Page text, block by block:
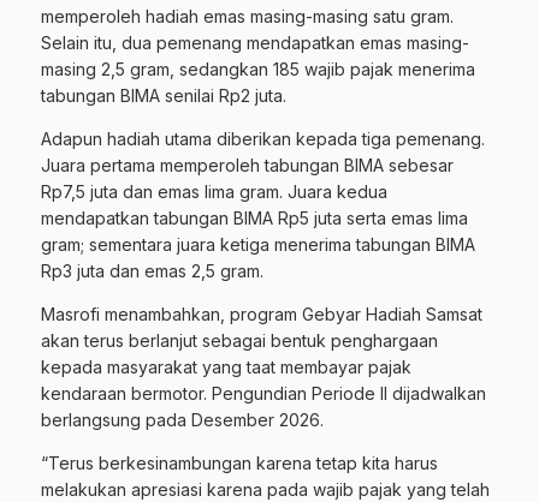
memperoleh hadiah emas masing-masing satu gram.
Selain itu, dua pemenang mendapatkan emas masing-
masing 2,5 gram, sedangkan 185 wajib pajak menerima
tabungan BIMA senilai Rp2 juta.
Adapun hadiah utama diberikan kepada tiga pemenang.
Juara pertama memperoleh tabungan BIMA sebesar
Rp7,5 juta dan emas lima gram. Juara kedua
mendapatkan tabungan BIMA Rp5 juta serta emas lima
gram; sementara juara ketiga menerima tabungan BIMA
Rp3 juta dan emas 2,5 gram.
Masrofi menambahkan, program Gebyar Hadiah Samsat
akan terus berlanjut sebagai bentuk penghargaan
kepada masyarakat yang taat membayar pajak
kendaraan bermotor. Pengundian Periode II dijadwalkan
berlangsung pada Desember 2026.
“Terus berkesinambungan karena tetap kita harus
melakukan apresiasi karena pada wajib pajak yang telah